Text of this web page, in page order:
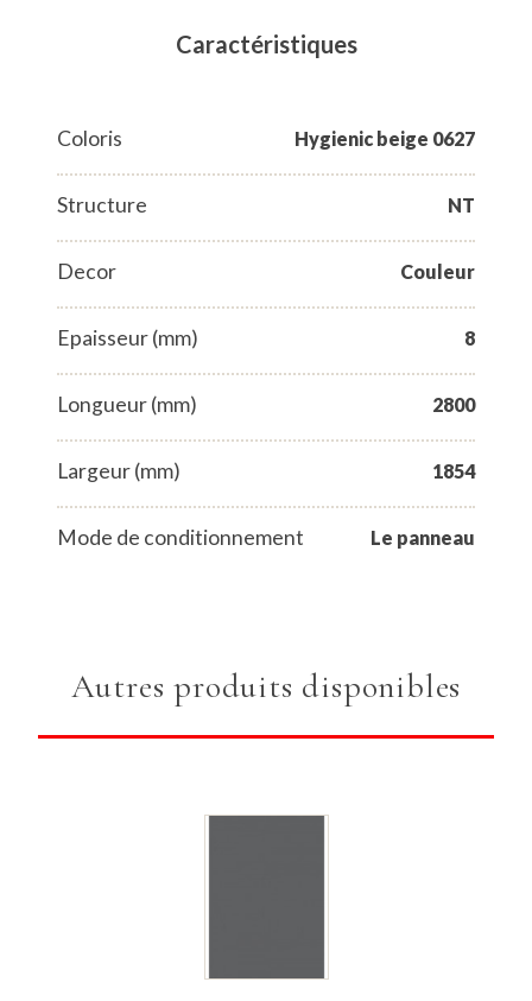
Caractéristiques
Coloris Hygienic beige 0627
Structure NT
Decor Couleur
Epaisseur (mm) 8
Longueur (mm) 2800
Largeur (mm) 1854
Mode de conditionnement Le panneau
Autres produits disponibles